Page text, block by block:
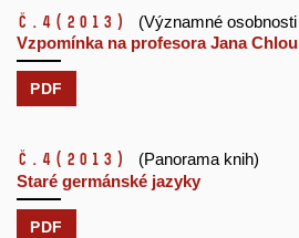
č.4 (2013)
(Významné
Vzpomínka na profesora Jana
PDF
č.4 (2013)
(Panorama knih)
Staré germánské jazyky
PDF